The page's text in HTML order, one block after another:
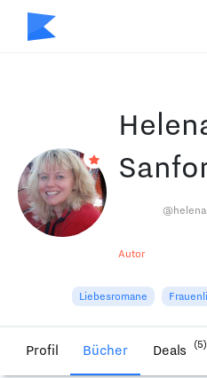
Autor
Liebesromane
Profil Bücher Deals (5)